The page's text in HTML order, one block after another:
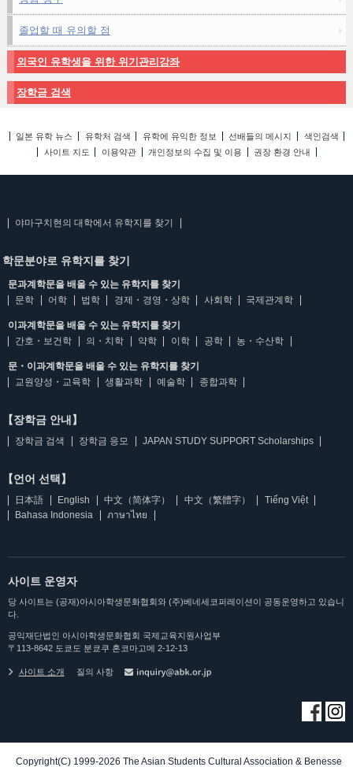
졸업할 때 유의할 점
외국인 유학생을 위한 위기관리강좌
장학금 검색
일본 유학 뉴스 유학처 검색 유학에 유익한 정보 선배들의 메시지
색인검색
사이트 지도
이용약관 개인정보의 수집 및 이용 권장 환경 안내
야마구치현의 대학에서 유학지를 찾기
학문분야로 유학지를 찾기
문과계학문을 배울 수 있는 유학지를 찾기
문학
어학 법학 경제・경영・상학 사회학 국제관계학
이과계학문을 배울 수 있는 유학지를 찾기
간호・보건학
의・치학 약학 이학 공학 농・수산학
문・이과계학문을 배울 수 있는 유학지를 찾기
교원양성・교육학
생활과학 예술학 종합과학
【장학금 안내】
장학금 검색 장학금 응모 JAPAN STUDY SUPPORT Scholarships
【언어 선택】
日本語 English 中文（简体字） 中文（繁體字）
Tiếng Việt
Bahasa Indonesia
ภาษาไทย
사이트 운영자
당 사이트는 (공재)아시아학생문화협회와 (주)베네세코퍼레이션이 공동운영하고 있습니
다.
공익재단법인 아시아학생문화협회 국제교육지원사업부
〒113-8642 도쿄도 분쿄쿠 혼코마고메 2-12-13
사이트 소개 질의 사항
Copyright(C) 1999-2026 The Asian Students Cultural Association & Benesse